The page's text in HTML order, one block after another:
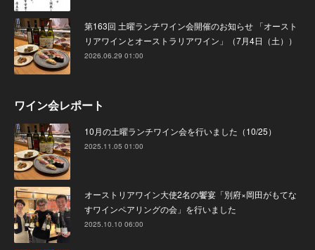
第163回 土曜ランチワイン会開催のお知らせ 「オースト
リアワインとオーストラリアワイン」（7月4日（土））
2026.06.29 01:00
ワイン会レポート
10月の土曜ランチワイン会を行いました（10/25）
2025.11.05 01:00
オーストリアワイン大使2名の饗宴「別府×岡田がもてな
すワインペアリングの会」を行いました
2025.10.10 06:00